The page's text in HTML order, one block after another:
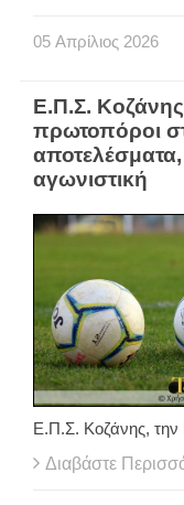
05 Απρίλιος 2026
Ε.Π.Σ.
πρωτοπόροι
αγωνιστική
Ε.Π.Σ. Κοζάνης, την
Διαβάστε